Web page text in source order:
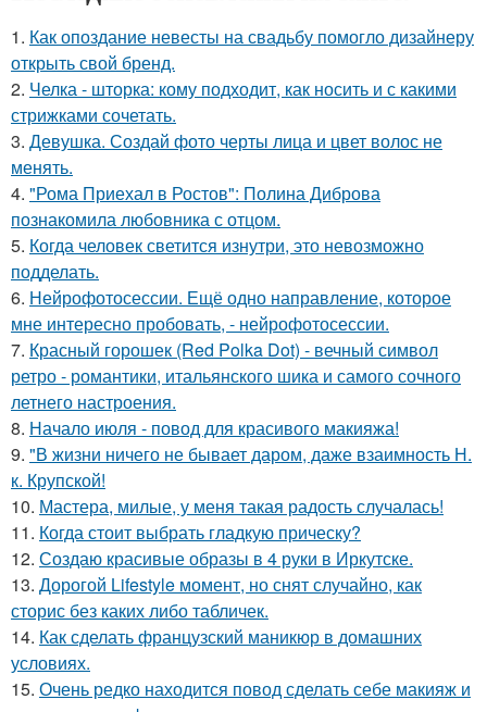
1. Как опоздание невесты на свадьбу помогло дизайнеру
открыть свой бренд.
2. Челка - шторка: кому подходит, как носить и с какими
стрижками сочетать.
3. Девушка. Создай фото черты лица и цвет волос не
менять.
4. "Рома Приехал в Ростов": Полина Диброва
познакомила любовника с отцом.
5. Когда человек светится изнутри, это невозможно
подделать.
6. Нейрофотосессии. Ещё одно направление, которое
мне интересно пробовать, - нейрофотосессии.
7. Красный горошек (Red Polka Dot) - вечный символ
ретро - романтики, итальянского шика и самого сочного
летнего настроения.
8. Начало июля - повод для красивого макияжа!
9. "В жизни ничего не бывает даром, даже взаимность Н.
к. Крупской!
10. Мастера, милые, у меня такая радость случалась!
11. Когда стоит выбрать гладкую прическу?
12. Создаю красивые образы в 4 руки в Иркутске.
13. Дорогой Lifestyle момент, но снят случайно, как
сторис без каких либо табличек.
14. Как сделать французский маникюр в домашних
условиях.
15. Очень редко находится повод сделать себе макияж и